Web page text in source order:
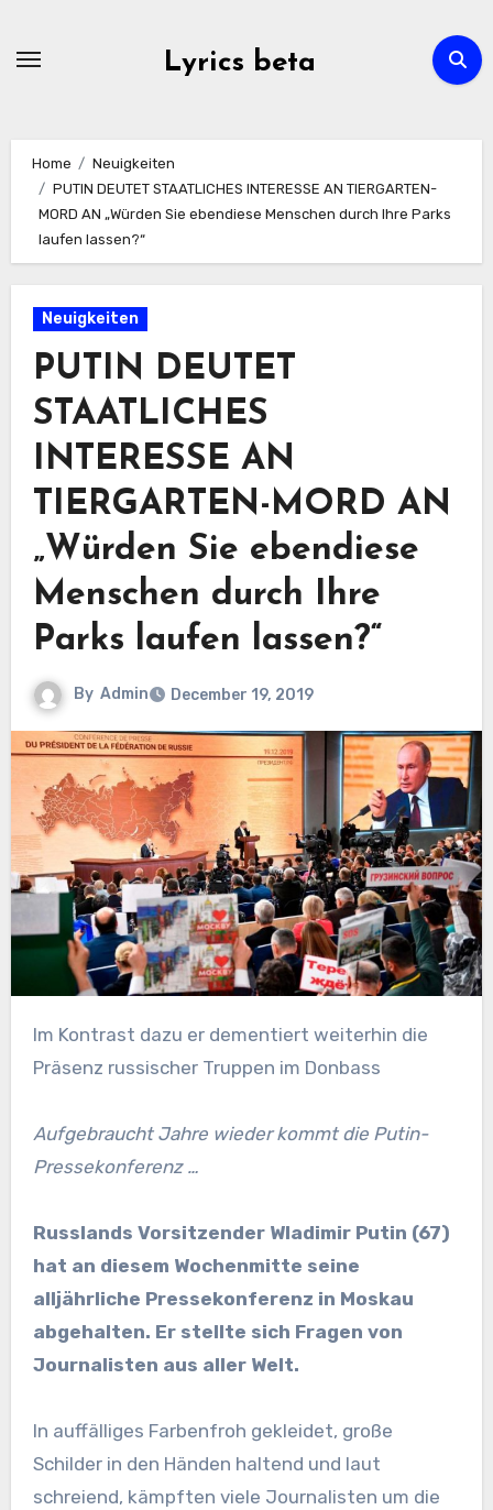
Lyrics beta
Home
Neuigkeiten
PUTIN DEUTET STAATLICHES INTERESSE AN TIERGARTEN-
MORD AN „Würden Sie ebendiese Menschen durch Ihre Parks
laufen lassen?“
Neuigkeiten
PUTIN DEUTET
STAATLICHES
INTERESSE AN
TIERGARTEN-MORD AN
„Würden Sie ebendiese
Menschen durch Ihre
Parks laufen lassen?“
By Admin December 19, 2019
Im Kontrast dazu er dementiert weiterhin die
Präsenz russischer Truppen im Donbass
Aufgebraucht Jahre wieder kommt die Putin-
Pressekonferenz …
Russlands Vorsitzender Wladimir Putin (67)
hat an diesem Wochenmitte seine
alljährliche Pressekonferenz in Moskau
abgehalten. Er stellte sich Fragen von
Journalisten aus aller Welt.
In auffälliges Farbenfroh gekleidet, große
Schilder in den Händen haltend und laut
schreiend, kämpften viele Journalisten um die